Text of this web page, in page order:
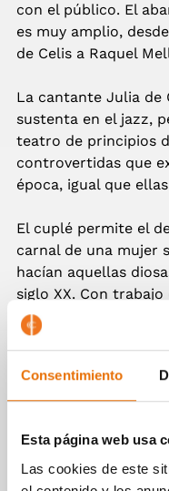
Consentimiento
Esta página web usa
Las cookies de este
con el público. El
es muy amplio,
de Celis a Raquel
La cantante Julia de
sustenta en el jazz,
teatro de principios
controvertidas que
época, igual que
El cuplé permite el
carnal de una mujer
hacían aquellas
siglo XX. Con
el género ínfimo, el
estilo musical, y las
exquisito.
La prensa dice